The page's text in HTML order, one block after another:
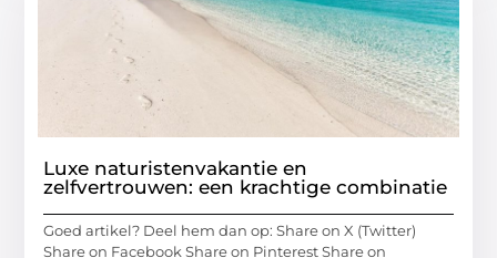
Luxe naturistenvakantie en
zelfvertrouwen: een krachtige combinatie
Goed artikel? Deel hem dan op: Share on X (Twitter)
Share on Facebook Share on Pinterest Share on